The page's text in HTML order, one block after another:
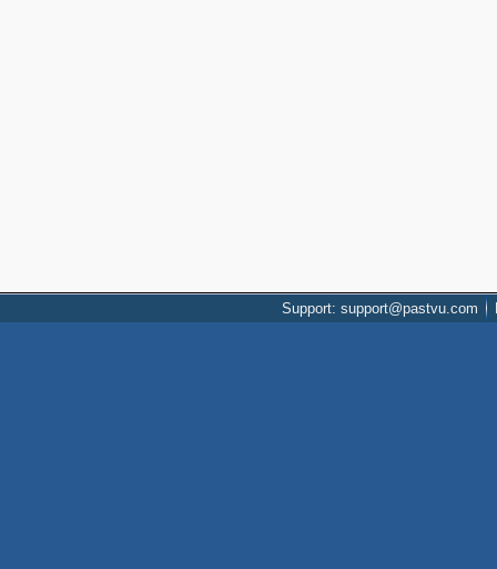
Support: support@pastvu.com